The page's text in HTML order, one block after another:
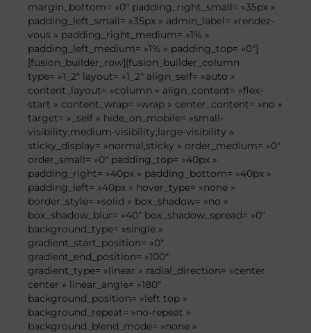
margin_bottom= »0″ padding_right_small= »35px »
padding_left_small= »35px » admin_label= »rendez-
vous » padding_right_medium= »1% »
padding_left_medium= »1% » padding_top= »0″]
[fusion_builder_row][fusion_builder_column
type= »1_2″ layout= »1_2″ align_self= »auto »
content_layout= »column » align_content= »flex-
start » content_wrap= »wrap » center_content= »no »
target= »_self » hide_on_mobile= »small-
visibility,medium-visibility,large-visibility »
sticky_display= »normal,sticky » order_medium= »0″
order_small= »0″ padding_top= »40px »
padding_right= »40px » padding_bottom= »40px »
padding_left= »40px » hover_type= »none »
border_style= »solid » box_shadow= »no »
box_shadow_blur= »40″ box_shadow_spread= »0″
background_type= »single »
gradient_start_position= »0″
gradient_end_position= »100″
gradient_type= »linear » radial_direction= »center
center » linear_angle= »180″
background_position= »left top »
background_repeat= »no-repeat »
background_blend_mode= »none »